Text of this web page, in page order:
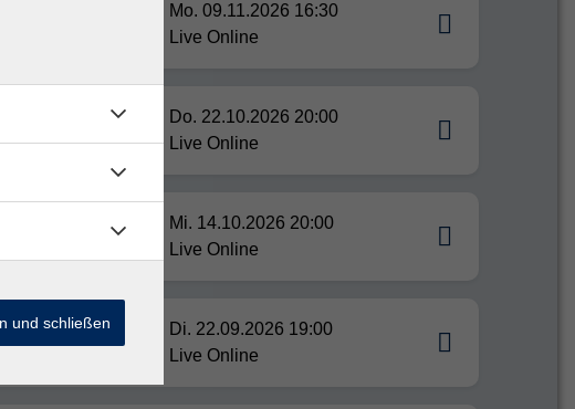
-
Mo. 09.11.2026 16:30
Live Online
Do. 22.10.2026 20:00
Live Online
- ONLINE
Mi. 14.10.2026 20:00
Live Online
- ONLINE
Di. 22.09.2026 19:00
Live Online
und schließen